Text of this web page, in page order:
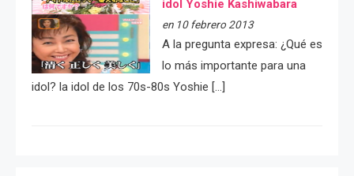
idol Yoshie Kashiwabara
en 10 febrero 2013
A la pregunta expresa: ¿Qué es
lo más importante para una
idol? la idol de los 70s-80s Yoshie […]